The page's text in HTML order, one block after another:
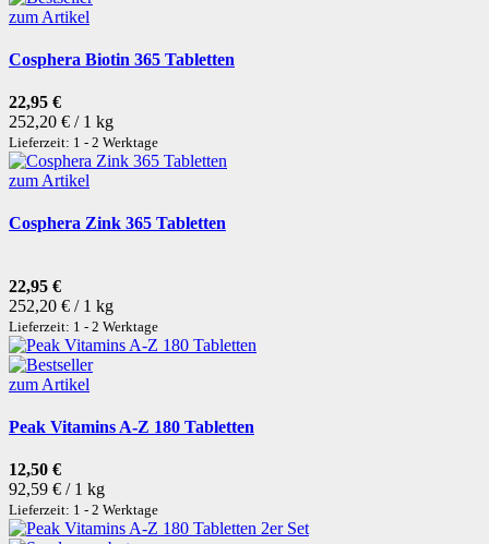
zum Artikel
Cosphera Biotin 365 Tabletten
22,95 €
252,20 € / 1 kg
Lieferzeit: 1 - 2 Werktage
zum Artikel
Cosphera Zink 365 Tabletten
22,95 €
252,20 € / 1 kg
Lieferzeit: 1 - 2 Werktage
zum Artikel
Peak Vitamins A-Z 180 Tabletten
12,50 €
92,59 € / 1 kg
Lieferzeit: 1 - 2 Werktage